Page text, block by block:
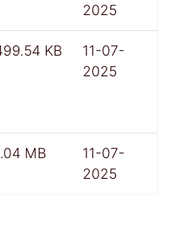
2025
KB
11-07-
2025
MB
11-07-
2025